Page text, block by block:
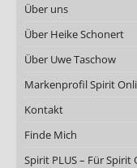
Über uns
Über Heike Schonert
Über Uwe Taschow
Markenprofil Spirit
Kontakt
Finde Mich
Spirit PLUS – Für Spirit